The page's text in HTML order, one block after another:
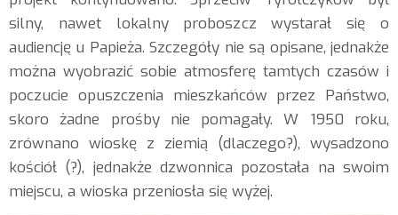
silny, nawet lokalny proboszcz wystarał się o
audiencję u Papieża. Szczegóły nie są opisane, jednakże
można wyobrazić sobie atmosferę tamtych czasów i
poczucie opuszczenia mieszkańców przez Państwo,
skoro żadne prośby nie pomagały. W 1950 roku,
zrównano wioskę z ziemią (dlaczego?), wysadzono
kościół (?), jednakże dzwonnica pozostała na swoim
miejscu, a wioska przeniosła się wyżej.